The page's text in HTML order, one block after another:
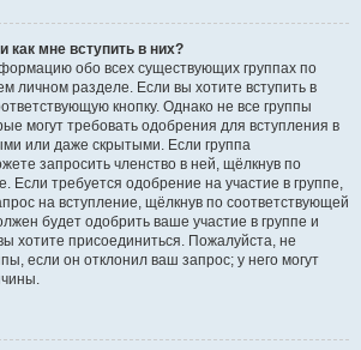
как мне вступить в них?
обо всех существующих группах по
личном разделе. Если вы хотите вступить в
кнопку. Однако не все группы
могут требовать одобрения для вступления в
или даже скрытыми. Если группа
запросить членство в ней, щёлкнув по
Если требуется одобрение на участие в группе,
на вступление, щёлкнув по соответствующей
будет одобрить ваше участие в группе и
хотите присоединиться. Пожалуйста, не
если он отклонил ваш запрос; у него могут